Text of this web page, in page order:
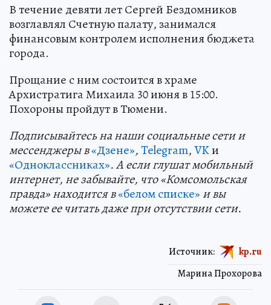
В течение девяти лет Сергей Бездомников
возглавлял Счетную палату, занимался
финансовым контролем исполнения бюджета
города.
Прощание с ним состоится в храме
Архистратига Михаила 30 июня в 15:00.
Похороны пройдут в Тюмени.
Подписывайтесь на наши социальные сети и
мессенджеры в«Дзене»,Telegram,VKи
«Одноклассниках». А если глушат мобильный
интернет, не забывайте, что «Комсомольская
правда» находится в«белом списке» и вы
можете ее читать даже при отсутствии сети.
Марина Прохорова
Источник: kp.ru